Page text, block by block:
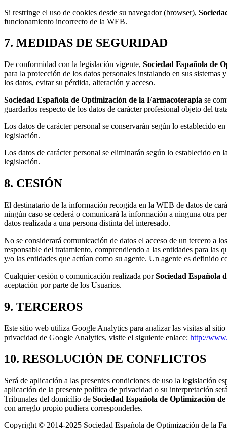
Si restringe el uso de cookies desde su navegador (browser),
funcionamiento incorrecto de la WEB.
7. MEDIDAS DE SEGURIDAD
De conformidad con la legislación vigente, Sociedad Española de
para la protección de los datos personales instalando en sus
los datos, evitar su pérdida, alteración y acceso.
Sociedad Española de Optimización de la Farmacoterapia se
guardarlos respecto de los datos de carácter profesional objeto del
Los datos de carácter personal se conservarán según lo establecido
legislación.
Los datos de carácter personal se eliminarán según lo establecido
legislación.
8. CESIÓN
El destinatario de la información recogida en la WEB de datos de
ningún caso se cederá o comunicará la información a ninguna otra
datos realizada a una persona distinta del interesado.
No se considerará comunicación de datos el acceso de un tercero a
responsable del tratamiento, comprendiendo a las entidades para las
y/o las entidades que actúan como su agente. Un agente es definido
Cualquier cesión o comunicación realizada porSociedad Española
aceptación por parte de los Usuarios.
9. TERCEROS
Este sitio web utiliza Google Analytics para analizar las visitas al
privacidad de Google Analytics, visite el siguiente enlace: http://
10. RESOLUCIÓN DE CONFLICTOS
Será de aplicación a las presentes condiciones de uso la legislación
aplicación de la presente política de privacidad o su interpretación
Tribunales del domicilio de Sociedad Española de Optimización
con arreglo propio pudiera corresponderles.
Copyright © 2014-2025 Sociedad Española de Optimización de la